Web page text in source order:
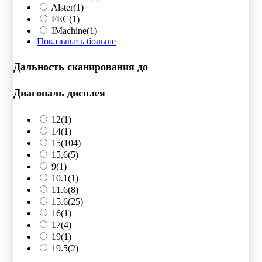
Alster(1)
FEC(1)
IMachine(1)
Показывать больше
Дальность сканирования до
Диагональ дисплея
12(1)
14(1)
15(104)
15,6(5)
9(1)
10.1(1)
11.6(8)
15.6(25)
16(1)
17(4)
19(1)
19.5(2)